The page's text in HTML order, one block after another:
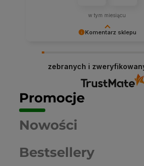
Komentarz sklepu
jakość naszych usług. Mamy
teraz sprostaliśmy Twoim
do nas ponownie.
w tym miesiącu
zebranych i
Promocje
Nowości
Bestsellery